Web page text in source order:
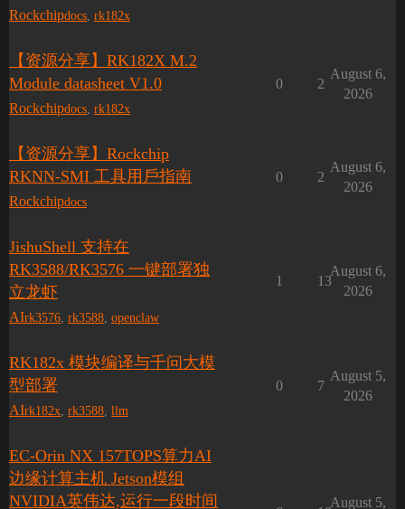
Rockchipdocs rk182x
【资源分享】RK182X M.2
Module datasheet V1.0
Rockchipdocs rk182x
0 2
August 6,
2026
【资源分享】Rockchip
RKNN-SMI ⼯具⽤⼾指南
Rockchipdocs
0 2
August 6,
2026
JishuShell 支持在
RK3588/RK3576 一键部署独
立龙虾
AIrk3576 rk3588 openclaw
1 13
August 6,
2026
RK182x 模块编译与千问大模
型部署
AIrk182x rk3588 llm
0 7
August 5,
2026
EC-Orin NX 157TOPS算力AI
边缘计算主机 Jetson模组
NVIDIA英伟达,运行一段时间
August 5,